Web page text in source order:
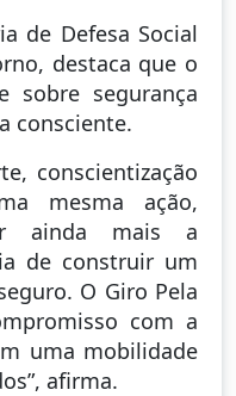
de Defesa Social
destaca que o
sobre segurança
consciente.
conscientização
mesma ação,
ainda mais a
de construir um
O Giro Pela
com a
uma mobilidade
afirma.